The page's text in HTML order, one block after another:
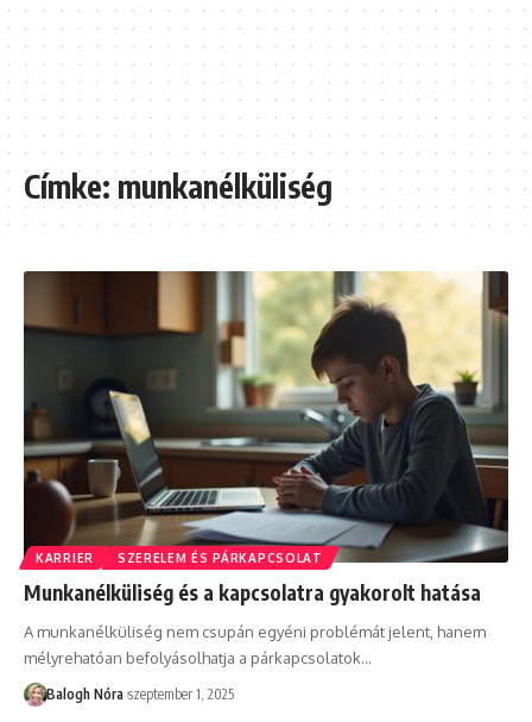
Címke:munkanélküliség
KARRIER SZERELEM ÉS PÁRKAPCSOLAT
Munkanélküliség és a kapcsolatra gyakorolt hatása
A munkanélküliség nem csupán egyéni problémát jelent, hanem
mélyrehatóan befolyásolhatja a párkapcsolatok…
Balogh Nóra szeptember 1, 2025